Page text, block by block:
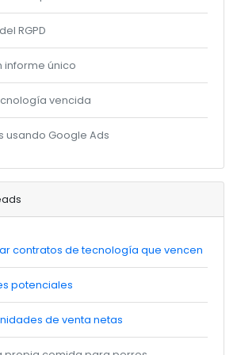
RGPD
informe único
vencida
usando Google Ads
contratos de tecnología que vencen
potenciales
de venta netas